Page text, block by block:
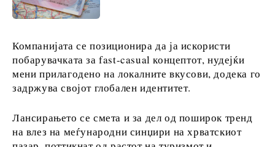
Свет
Откриј
Компанијата се позиционира да ја искористи
побарувачката за fast-casual концептот, нудејќи
мени прилагодено на локалните вкусови, додека го
задржува својот глобален идентитет.
Лансирањето се смета и за дел од поширок тренд
на влез на меѓународни синџири на хрватскиот